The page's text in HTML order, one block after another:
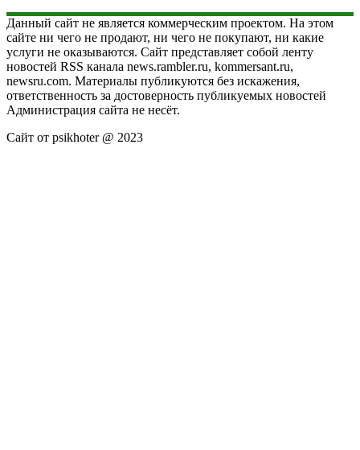
Данный сайт не является коммерческим проектом. На этом
сайте ни чего не продают, ни чего не покупают, ни какие
услуги не оказываются. Сайт представляет собой ленту
новостей RSS канала news.rambler.ru, kommersant.ru,
newsru.com. Материалы публикуются без искажения,
ответственность за достоверность публикуемых новостей
Администрация сайта не несёт.
Сайт от psikhoter @ 2023